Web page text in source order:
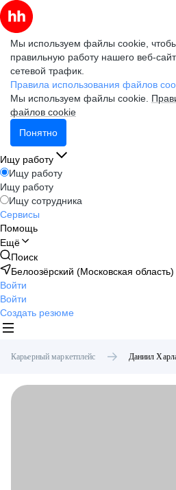
Мы используем файлы cookie,
правильную работу нашего веб-
сетевой трафик.
Правила использования файлов
Мы используем файлы cookie.
файлов cookie
Понятно
Ищу работу
Ищу работу
Ищу работу
Ищу сотрудника
Сервисы
Помощь
Ещё
Поиск
Белоозёрский (Московская область)
Войти
Войти
Создать резюме
Карьерный маркетплейс Даниил